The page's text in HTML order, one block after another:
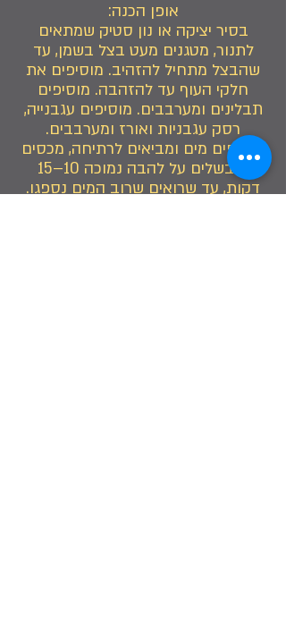
אופן הכנה:
בסיר יציקה או נון סטיק שמתאים
לתנור, מטגנים מעט בצל בשמן, עד
שהבצל מתחיל להזהיב. מוסיפים את
חלקי העוף עד להזהבה. מוסיפים
תבלינים ומערבבים. מוסיפים עגבנייה,
רסק עגבניות ואורז ומערבבים.
מוסיפים מים ומביאים לרתיחה, מכסים
ומבשלים על להבה נמוכה 10–15
דקות, עד שרואים שרוב המים נספגו.